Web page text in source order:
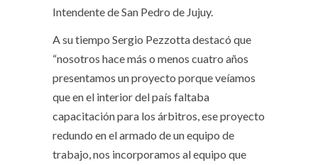
Intendente de San Pedro de Jujuy.
A su tiempo Sergio Pezzotta destacó que
“nosotros hace más o menos cuatro años
presentamos un proyecto porque veíamos
que en el interior del país faltaba
capacitación para los árbitros, ese proyecto
redundo en el armado de un equipo de
trabajo, nos incorporamos al equipo que